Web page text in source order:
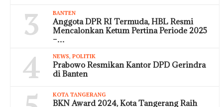
3 BANTEN
Anggota DPR RI Termuda, HBL Resmi
Mencalonkan Ketum Pertina Periode 2025
–…
4 NEWS, POLITIK
Prabowo Resmikan Kantor DPD Gerindra
di Banten
KOTA TANGERANG
BKN Award 2024, Kota Tangerang Raih